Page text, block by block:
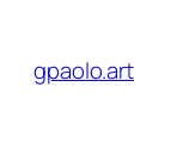
contenuto
gpaolo.art